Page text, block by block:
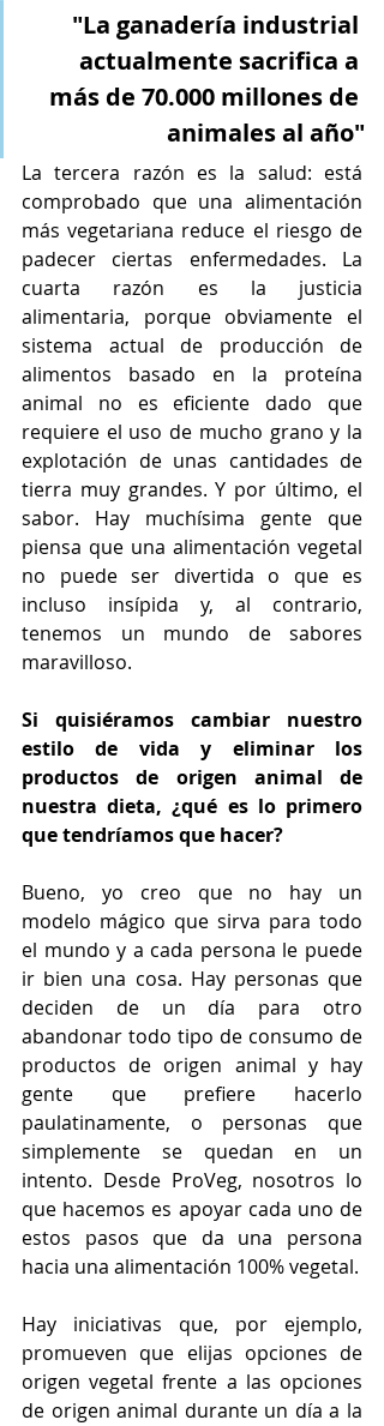
"La ganadería industrial
actualmente sacrifica a
más de 70.000 millones de
animales al año"
La tercera razón es la salud: está
comprobado que una alimentación
más vegetariana reduce el riesgo de
padecer ciertas enfermedades. La
cuarta razón es la justicia
alimentaria, porque obviamente el
sistema actual de producción de
alimentos basado en la proteína
animal no es eficiente dado que
requiere el uso de mucho grano y la
explotación de unas cantidades de
tierra muy grandes. Y por último, el
sabor. Hay muchísima gente que
piensa que una alimentación vegetal
no puede ser divertida o que es
incluso insípida y, al contrario,
tenemos un mundo de sabores
maravilloso.
Si quisiéramos cambiar nuestro
estilo de vida y eliminar los
productos de origen animal de
nuestra dieta, ¿qué es lo primero
que tendríamos que hacer?
Bueno, yo creo que no hay un
modelo mágico que sirva para todo
el mundo y a cada persona le puede
ir bien una cosa. Hay personas que
deciden de un día para otro
abandonar todo tipo de consumo de
productos de origen animal y hay
gente que prefiere hacerlo
paulatinamente, o personas que
simplemente se quedan en un
intento. Desde ProVeg, nosotros lo
que hacemos es apoyar cada uno de
estos pasos que da una persona
hacia una alimentación 100% vegetal.
Hay iniciativas que, por ejemplo,
promueven que elijas opciones de
origen vegetal frente a las opciones
de origen animal durante un día a la